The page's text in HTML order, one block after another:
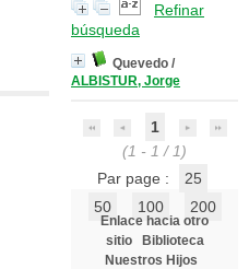
Refinar
búsqueda
Quevedo /
ALBISTUR, Jorge
1
(1 - 1 / 1)
Par page :
25
50
100 200
Enlace hacia otro
sitio
Biblioteca
Nuestros Hijos